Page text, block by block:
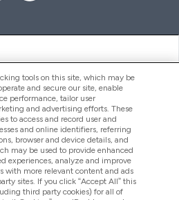
tools on this site, which may be
and secure our site, enable
performance, tailor user
and advertising efforts. These
to access and record user and
and online identifiers, referring
browser and device details, and
may be used to provide enhanced
experiences, analyze and improve
with more relevant content and ads
sites. If you click “Accept All” this
third party cookies) for all of